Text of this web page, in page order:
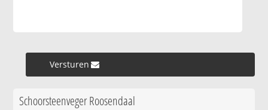
Versturen »
Schoorsteenveger Roosendaal